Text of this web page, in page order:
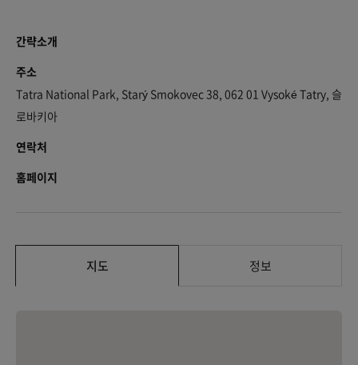
간략소개
주소
Tatra National Park, Starý Smokovec 38, 062 01 Vysoké Tatry, 슬
로바키아
연락처
홈페이지
지도 정보